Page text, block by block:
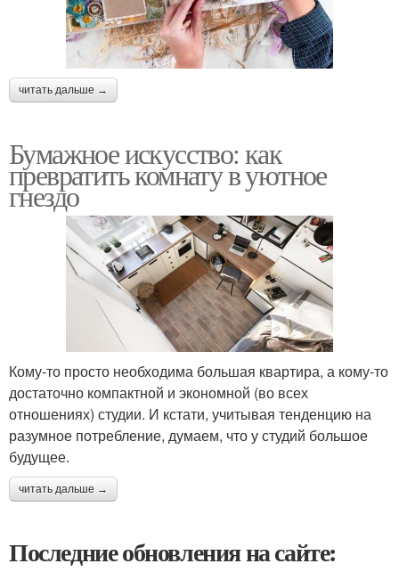
читать дальше →
Бумажное искусство: как
превратить комнату в уютное
гнездо
Кому-то просто необходима большая квартира, а кому-то
достаточно компактной и экономной (во всех
отношениях) студии. И кстати, учитывая тенденцию на
разумное потребление, думаем, что у студий большое
будущее.
читать дальше →
Последние обновления на сайте: